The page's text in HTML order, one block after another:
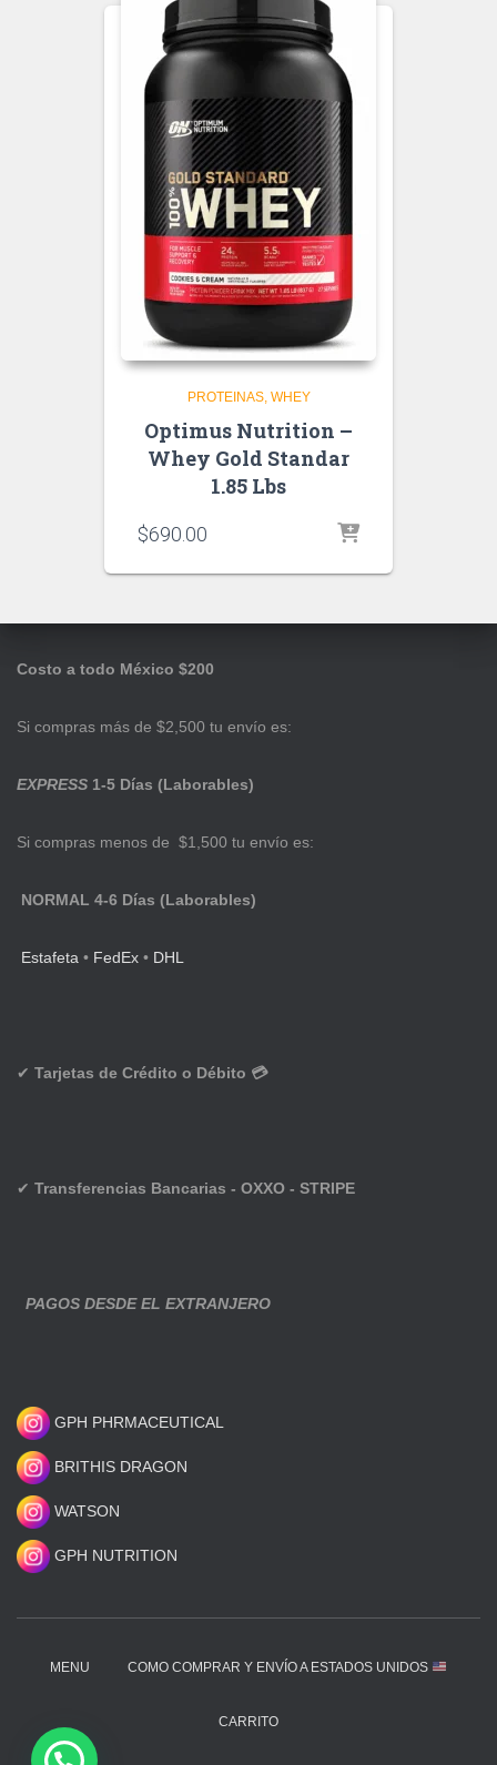
PROTEINAS WHEY
Optimus Nutrition –
Whey Gold Standar
1.85 Lbs
$690.00
Costo a todo México $200
Si compras más de $2,500 tu envío es:
EXPRESS 1-5 Días (Laborables)
Si compras menos de $1,500 tu envío es:
NORMAL 4-6 Días (Laborables)
Estafeta • FedEx • DHL
✔ Tarjetas de Crédito o Débito 💳
✔ Transferencias Bancarias - OXXO - STRIPE
PAGOS DESDE EL EXTRANJERO
GPH PHRMACEUTICAL
BRITHIS DRAGON
WATSON
GPH NUTRITION
MENU COMO COMPRAR Y ENVÍO A ESTADOS UNIDOS
CARRITO